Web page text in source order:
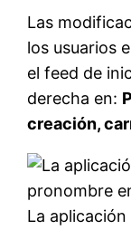
Las
los usuarios
el feed de
derecha en:
creación,
La